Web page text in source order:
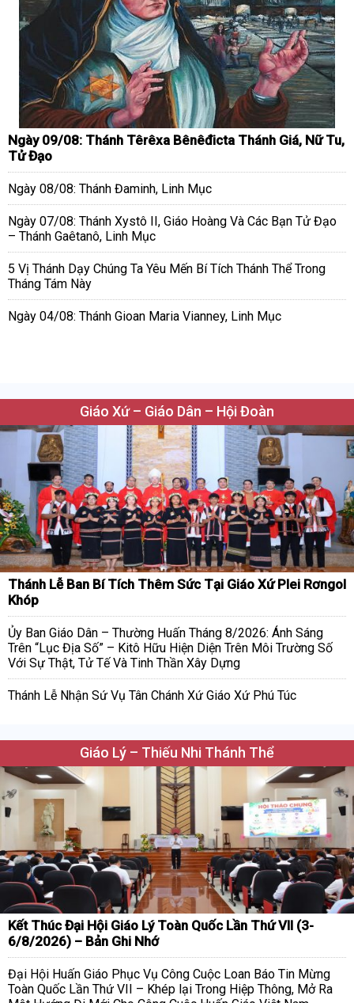
Ngày 09/08: Thánh Têrêxa Bênêđicta Thánh Giá, Nữ Tu,
Tử Đạo
Ngày 08/08: Thánh Đaminh, Linh Mục
Ngày 07/08: Thánh Xystô II, Giáo Hoàng Và Các Bạn Tử Đạo
– Thánh Gaêtanô, Linh Mục
5 Vị Thánh Dạy Chúng Ta Yêu Mến Bí Tích Thánh Thể Trong
Tháng Tám Này
Ngày 04/08: Thánh Gioan Maria Vianney, Linh Mục
Giáo Xứ – Giáo Dân – Hội Đoàn
Thánh Lễ Ban Bí Tích Thêm Sức Tại Giáo Xứ Plei Rơngol
Khóp
Ủy Ban Giáo Dân – Thường Huấn Tháng 8/2026: Ánh Sáng
Trên “Lục Địa Số” – Kitô Hữu Hiện Diện Trên Môi Trường Số
Với Sự Thật, Tử Tế Và Tinh Thần Xây Dựng
Thánh Lễ Nhận Sứ Vụ Tân Chánh Xứ Giáo Xứ Phú Túc
Giáo Lý – Thiếu Nhi Thánh Thể
Kết Thúc Đại Hội Giáo Lý Toàn Quốc Lần Thứ VII (3-
6/8/2026) – Bản Ghi Nhớ
Đại Hội Huấn Giáo Phục Vụ Công Cuộc Loan Báo Tin Mừng
Toàn Quốc Lần Thứ VII – Khép lại Trong Hiệp Thông, Mở Ra